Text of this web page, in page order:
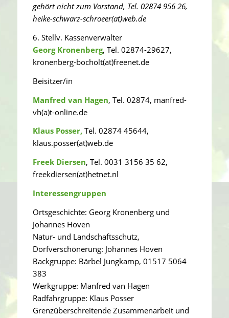
gehört nicht zum Vorstand, Tel. 02874 956 26,
heike-schwarz-schroeer(at)web.de
6. Stellv. Kassenverwalter
Georg Kronenberg, Tel. 02874-29627,
kronenberg-bocholt(at)freenet.de
Beisitzer/in
Manfred van Hagen, Tel. 02874, manfred-
vh(a)t-online.de
Klaus Posser,Tel. 02874 45644,
klaus.posser(at)web.de
Freek Diersen, Tel. 0031 3156 35 62,
freekdiersen(at)hetnet.nl
Interessengruppen
Ortsgeschichte: Georg Kronenberg und
Johannes Hoven
Natur- und Landschaftsschutz,
Dorfverschönerung: Johannes Hoven
Backgruppe: Bärbel Jungkamp, 01517 5064
383
Werkgruppe: Manfred van Hagen
Radfahrgruppe: Klaus Posser
Grenzüberschreitende Zusammenarbeit und